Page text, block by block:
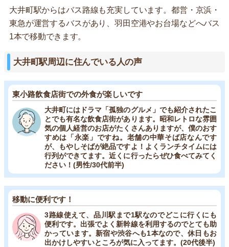
大井町駅からはバス路線も充実しています。都営・京浜・
東急が運営するバスがあり、羽田空港やお台場などへバス
1本で移動できます。
大井町駅周辺に住んでいる人の声
東小路飲食店街での外食が楽しいです
大井町にはドラマ「孤独のグルメ」でも紹介されたこ
とでも有名な飲食店街があります。昭和レトロな雰囲
気の個人経営のお店がたくさんありますが、僕のおす
すめは「永楽」ですね。老舗の中華そば店なんです
が、もやしそばが絶品ですよ！よくランチタイムには
行列ができてます。近くに行ったらぜひ食べてみてく
ださい！(男性/30代前半)
移動に便利です！
3路線使えて、品川駅まで1駅なのでどこに行くにも
便利です。出張でよく新幹線を利用するのでとても助
かっています。新宿や渋谷へも1本なので、休日もお
出かけしやすいところが気に入ってます。(20代後半)